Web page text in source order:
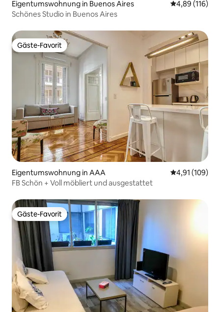
Eigentumswohnung in Buenos Aires
4,89 (116)
Schönes Studio in Buenos Aires
Gäste-Favorit
Gäste-Favorit
Eigentumswohnung in AAA
4,91 (109)
FB Schön + Voll möbliert und ausgestattet
Gäste-Favorit
Gäste-Favorit